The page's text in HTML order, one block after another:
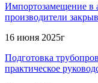
Импортозамещение в
производители
16 июня 2025г
Подготовка
практическое